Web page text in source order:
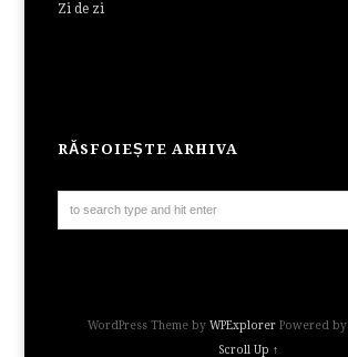
Zi de zi
RĂSFOIEȘTE ARHIVA
WordPress Theme by WPExplorerPowered by
Scroll Up ↑